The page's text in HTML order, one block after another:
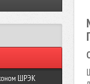
ШРЭК